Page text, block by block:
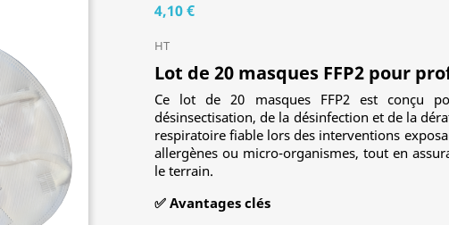
4,10 €
HT
Lot de 20 masques FFP2 pour
Ce lot de 20 masques FFP2 est conçu
désinsectisation, de la désinfection et de la
respiratoire fiable lors des interventions
allergènes ou micro-organismes, tout en
le terrain.
✅ Avantages clés